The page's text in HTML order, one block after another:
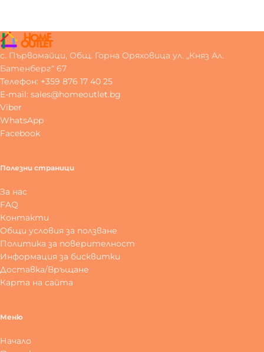
с. Първомайци, Общ. Горна Оряховица ул. „Княз Ал.
Батенберг“ 67
Телефон: +359 876 17 40 25
E-mail: sales@homeoutlet.bg
Viber
WhatsApp
Facebook
Полезни страници
За нас
FAQ
Контакти
Общи условия за ползване
Политика за поверителност
Информация за бисквитки
Доставка/Връщане
Карта на сайта
Меню
Начало